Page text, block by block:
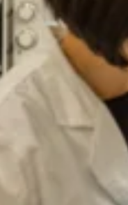
de Recerca
Catalunya